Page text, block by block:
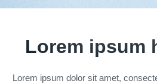
Lorem ipsum
Lorem ipsum dolor sit amet,